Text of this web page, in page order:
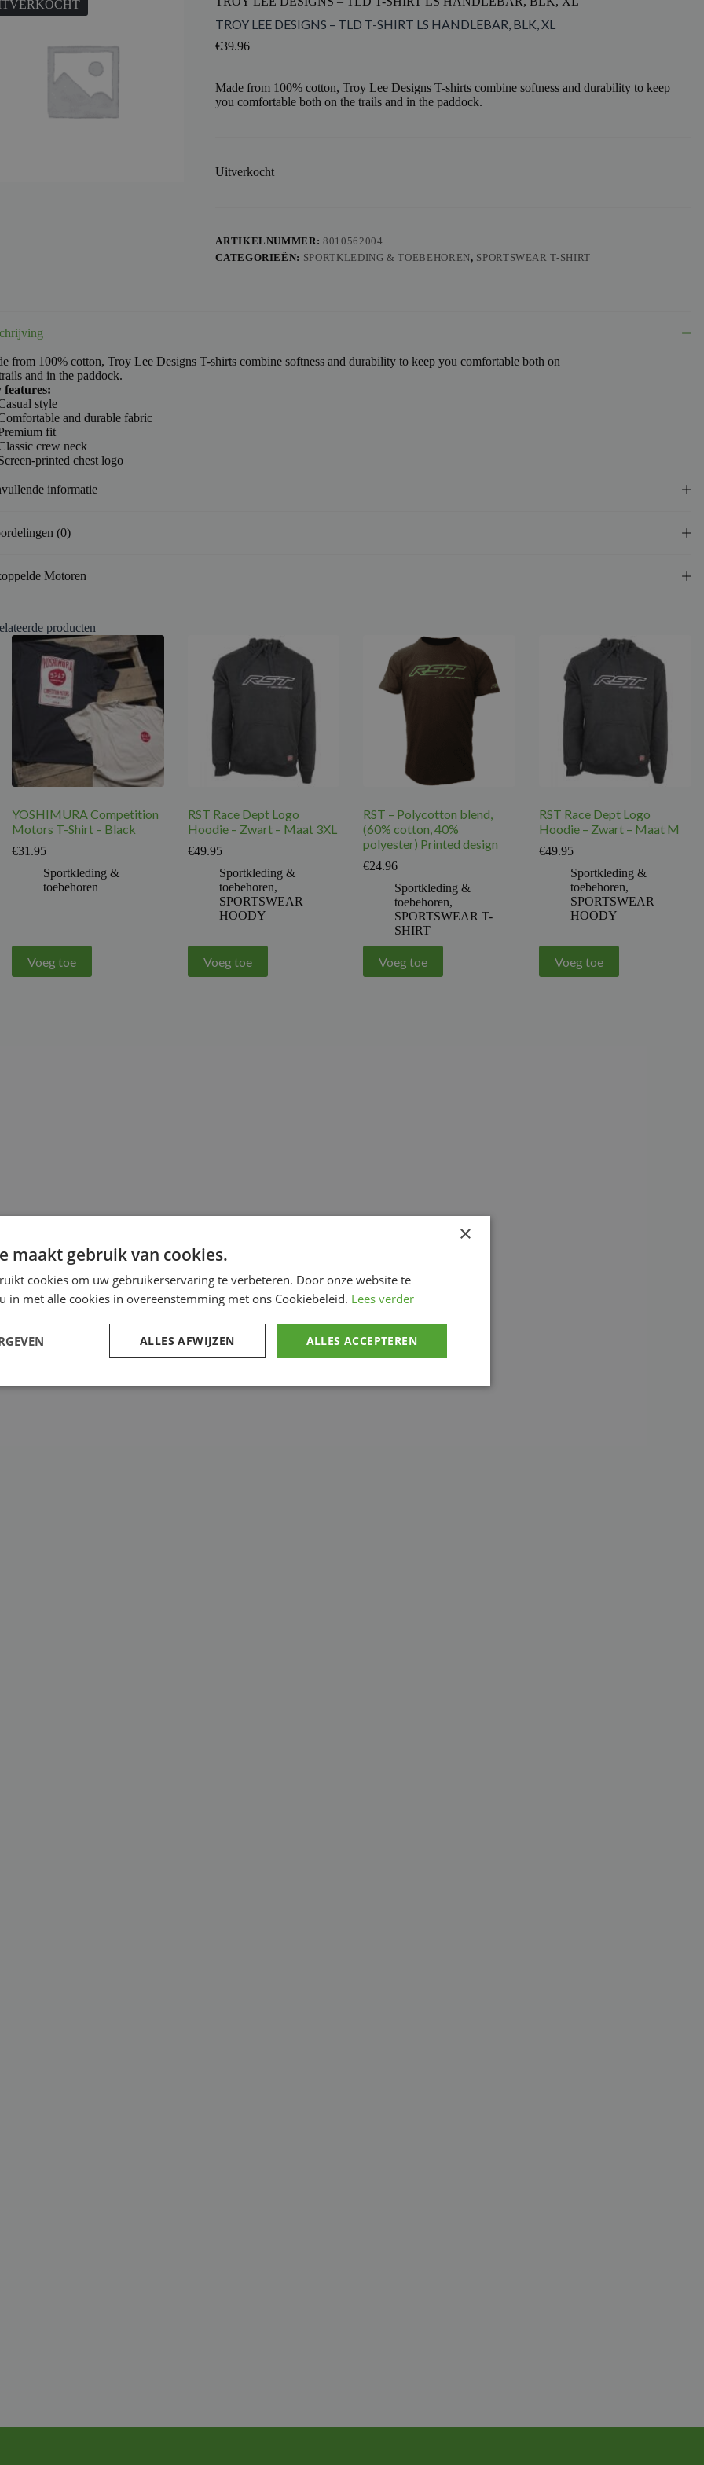
TROY LEE DESIGNS – TLD T-SHIRT LS HANDLEBAR, BLK, XL
€39.96
Made from 100% cotton, Troy Lee Designs T-shirts combine softness and durability to keep
you comfortable both on the trails and in the paddock.
Uitverkocht
ARTIKELNUMMER:8010562004
CATEGORIEËN: SPORTKLEDING & TOEBEHOREN, SPORTSWEAR T-SHIRT
from 100% cotton, Troy Lee Designs T-shirts combine softness and durability to keep you comfortable both on
and in the paddock.
features:
style
and durable fabric
fit
crew neck
printed chest logo
informatie
(0)
Motoren
producten
YOSHIMURA Competition
Motors T-Shirt – Black
€31.95
Sportkleding &
toebehoren
Voeg toe
RST Race Dept Logo
Hoodie – Zwart – Maat 3XL
€49.95
Sportkleding &
toebehoren,
SPORTSWEAR
HOODY
Voeg toe
RST – Polycotton blend,
(60% cotton, 40%
polyester) Printed design
€24.96
Sportkleding &
toebehoren,
SPORTSWEAR T-
SHIRT
Voeg toe
RST Race Dept Logo
Hoodie – Zwart – Maat M
€49.95
Sportkleding &
toebehoren,
SPORTSWEAR
HOODY
Voeg toe
×
maakt gebruik van cookies.
cookies om uw gebruikerservaring te verbeteren. Door onze website te
in met alle cookies in overeenstemming met ons Cookiebeleid. Lees verder
ALLES ACCEPTEREN
ALLES AFWIJZEN